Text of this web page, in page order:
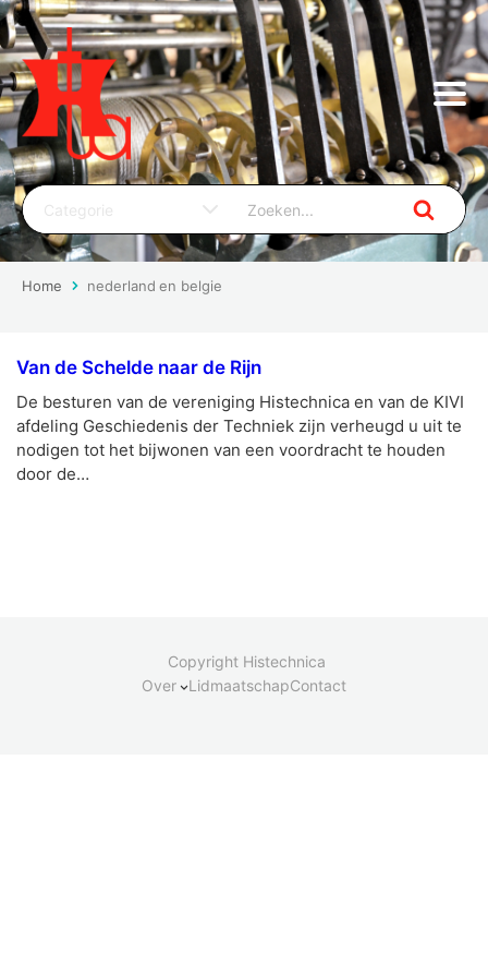
Home nederland en belgie
Van de Schelde naar de Rijn
De besturen van de vereniging Histechnica en van de KIVI
afdeling Geschiedenis der Techniek zijn verheugd u uit te
nodigen tot het bijwonen van een voordracht te houden
door de…
Copyright Histechnica
Over
LidmaatschapContact